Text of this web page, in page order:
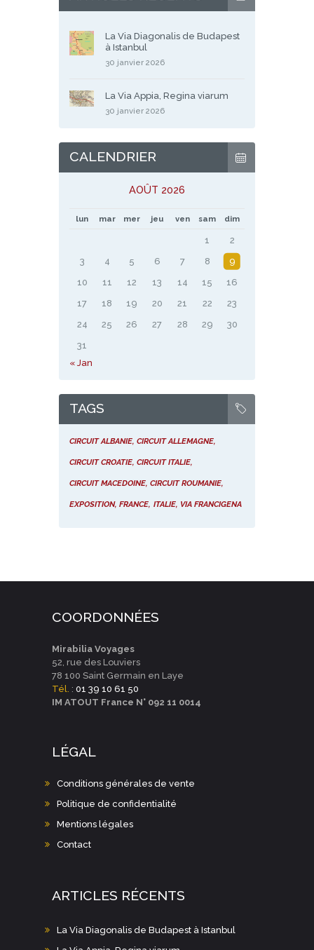
La Via Diagonalis de Budapest
à Istanbul
30 janvier 2026
La Via Appia, Regina viarum
30 janvier 2026
CALENDRIER
AOÛT 2026
lun mar mer jeu ven sam dim
1
2
3
4 5 6 7 8
9
10
11 12 13 14 15
16
17
18 19 20 21 22
23
24
25 26 27 28 29
30
31
« Jan
TAGS
CIRCUIT ALBANIE CIRCUIT ALLEMAGNE
CIRCUIT CROATIE CIRCUIT ITALIE
CIRCUIT MACEDOINE CIRCUIT ROUMANIE
EXPOSITION FRANCE ITALIE VIA FRANCIGENA
COORDONNÉES
Mirabilia Voyages
52, rue des Louviers
78 100 Saint Germain en Laye
Tél. : 01 39 10 61 50
IM ATOUT France N° 092 11 0014
LÉGAL
Conditions générales de vente
Politique de confidentialité
Mentions légales
Contact
ARTICLES RÉCENTS
La Via Diagonalis de Budapest à Istanbul